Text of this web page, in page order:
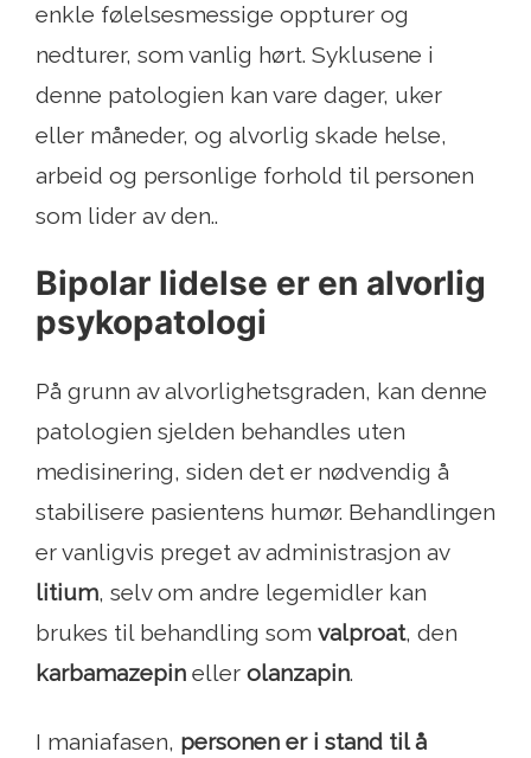
enkle følelsesmessige oppturer og
nedturer, som vanlig hørt. Syklusene i
denne patologien kan vare dager, uker
eller måneder, og alvorlig skade helse,
arbeid og personlige forhold til personen
som lider av den..
Bipolar lidelse er en alvorlig
psykopatologi
På grunn av alvorlighetsgraden, kan denne
patologien sjelden behandles uten
medisinering, siden det er nødvendig å
stabilisere pasientens humør. Behandlingen
er vanligvis preget av administrasjon av
litium, selv om andre legemidler kan
brukes til behandling som valproat, den
karbamazepin eller olanzapin.
I maniafasen, personen er i stand til å